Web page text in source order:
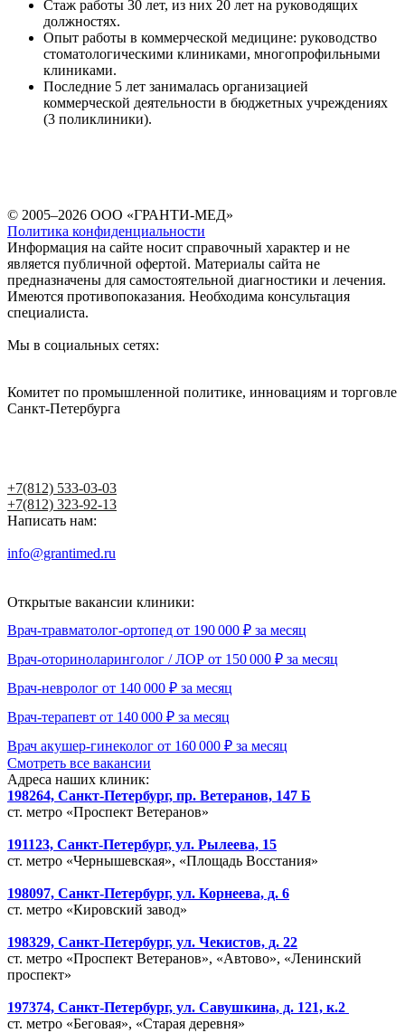
Стаж работы 30 лет, из них 20 лет на руководящих
должностях.
Опыт работы в коммерческой медицине: руководство
стоматологическими клиниками, многопрофильными
клиниками.
Последние 5 лет занималась организацией
коммерческой деятельности в бюджетных учреждениях
(3 поликлиники).
© 2005–2026 ООО «ГРАНТИ-МЕД»
Политика конфиденциальности
Информация на сайте носит справочный характер и не
является публичной офертой. Материалы сайта не
предназначены для самостоятельной диагностики и лечения.
Имеются противопоказания. Необходима консультация
специалиста.
Мы в социальных сетях:
Комитет по промышленной политике, инновациям и торговле
Санкт-Петербурга
+7(812) 533-03-03
+7(812) 323-92-13
Написать нам:
info@grantimed.ru
Открытые вакансии клиники:
Врач-травматолог-ортопед от 190 000 ₽ за месяц
Врач-оториноларинголог / ЛОР от 150 000 ₽ за месяц
Врач-невролог от 140 000 ₽ за месяц
Врач-терапевт от 140 000 ₽ за месяц
Врач акушер-гинеколог от 160 000 ₽ за месяц
Смотреть все вакансии
Адреса наших клиник:
198264, Санкт-Петербург, пр. Ветеранов, 147 Б
ст. метро «Проспект Ветеранов»
191123, Санкт-Петербург, ул. Рылеева, 15
ст. метро «Чернышевская», «Площадь Восстания»
198097, Санкт-Петербург, ул. Корнеева, д. 6
ст. метро «Кировский завод»
198329, Санкт-Петербург, ул. Чекистов, д. 22
ст. метро «Проспект Ветеранов», «Автово», «Ленинский
проспект»
197374, Санкт-Петербург, ул. Савушкина, д. 121, к.2
ст. метро «Беговая», «Старая деревня»